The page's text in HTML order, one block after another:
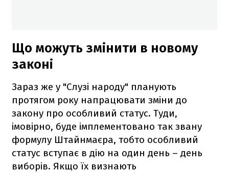
Що можуть змінити в новому
законі
Зараз же у "Слузі народу" планують
протягом року напрацювати зміни до
закону про особливий статус. Туди,
імовірно, буде імплементовано так звану
формулу Штайнмаєра, тобто особливий
статус вступає в дію на один день – день
виборів. Якщо їх визнають